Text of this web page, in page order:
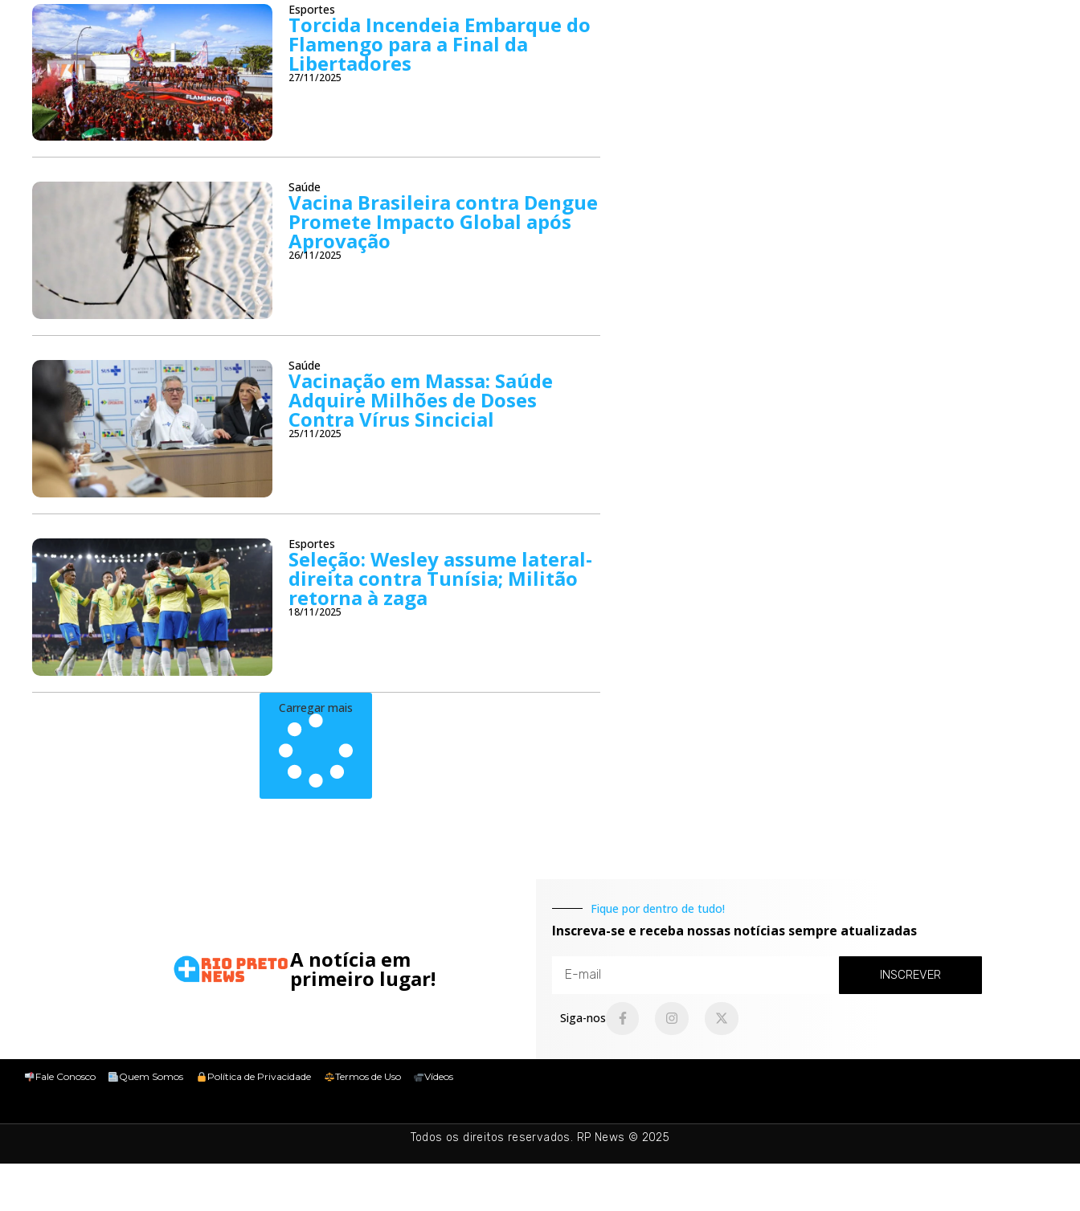
Esportes
Torcida Incendeia Embarque do
Flamengo para a Final da
Libertadores
27/11/2025
Saúde
Vacina Brasileira contra Dengue
Promete Impacto Global após
Aprovação
26/11/2025
Saúde
Vacinação em Massa: Saúde
Adquire Milhões de Doses
Contra Vírus Sincicial
25/11/2025
Esportes
Seleção: Wesley assume lateral-
direita contra Tunísia; Militão
retorna à zaga
18/11/2025
Carregar mais
A notícia em
primeiro lugar!
Fique por dentro de tudo!
Inscreva-se e receba nossas notícias sempre atualizadas
INSCREVER
Siga-nos
Fale Conosco Quem Somos Política de Privacidade Termos de Uso Vídeos
Todos os direitos reservados. RP News © 2025